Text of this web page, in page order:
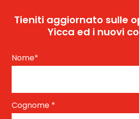
Tieniti aggiornato sulle
Yicca ed i nuovi
Nome*
Cognome *